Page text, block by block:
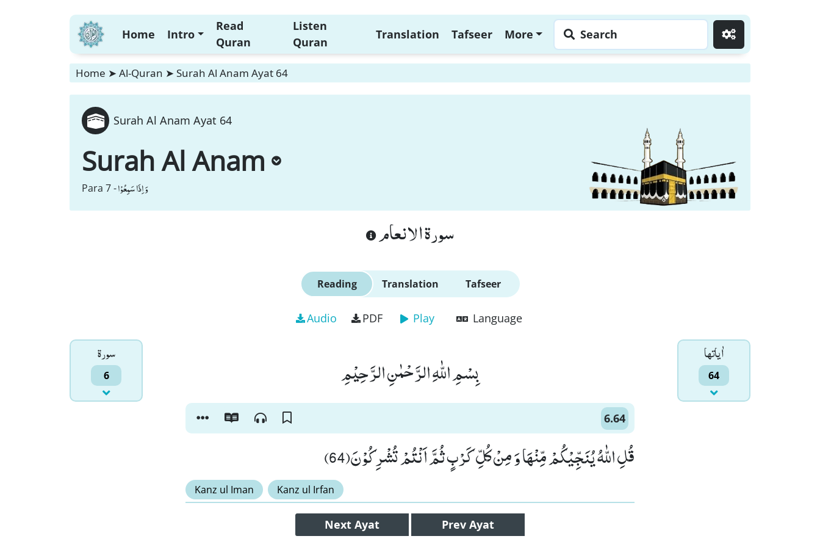
Home Intro
Read
Quran
Listen
Quran
Translation Tafseer More Search
Home ➤ Al-Quran ➤ Surah Al Anam Ayat 64
Surah Al Anam Ayat 64
Surah Al Anam
Para 7 -وَ اِذَا سَمِعُوْا
سورة الانعام
Reading Translation Tafseer
Audio PDF Play Language
سورۃ
6
اٰياتها
64 بِسْمِ اللّٰهِ الرَّحْمٰنِ الرَّحِیْمِ
6.64
قُلِ اللّٰهُ یُنَجِّیْكُمْ مِّنْهَا وَ مِنْ كُلِّ كَرْبٍ ثُمَّ اَنْتُمْ تُشْرِكُوْنَ(64)
Kanz ul Iman Kanz ul Irfan
Next Ayat Prev Ayat